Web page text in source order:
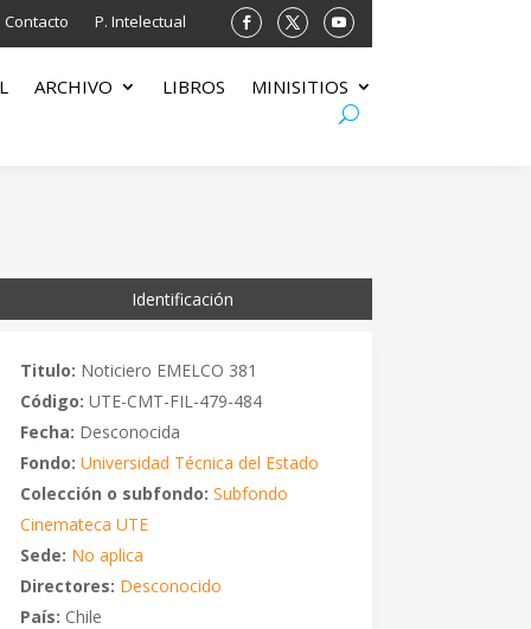
Contacto P. Intelectual
ARCHIVO LIBROS MINISITIOS
Identificación
Titulo: Noticiero EMELCO 381
Código: UTE-CMT-FIL-479-484
Fecha: Desconocida
Fondo: Universidad Técnica del Estado
Colección o subfondo: Subfondo
Cinemateca UTE
Sede: No aplica
Directores: Desconocido
País: Chile